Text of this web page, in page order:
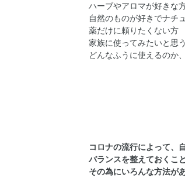
ハーブやアロマが好きな
自然のものが好きでナチ
薬だけに頼りたくない方
家族に使ってみたいと思
どんなふうに使えるのか
コロナの流行によって、
バランスを整えておくこ
その為にいろんな方法が